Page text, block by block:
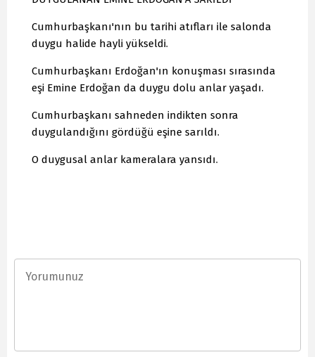
Cumhurbaşkanı'nın bu tarihi atıfları ile salonda
duygu halide hayli yükseldi.
Cumhurbaşkanı Erdoğan'ın konuşması sırasında
eşi Emine Erdoğan da duygu dolu anlar yaşadı.
Cumhurbaşkanı sahneden indikten sonra
duygulandığını gördüğü eşine sarıldı.
O duygusal anlar kameralara yansıdı.